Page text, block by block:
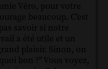
Véro, pour votre
beaucoup. C'est
savoir si notre
a été utile et un
plaisir. Sinon, on
bon ?" Vous voyez,